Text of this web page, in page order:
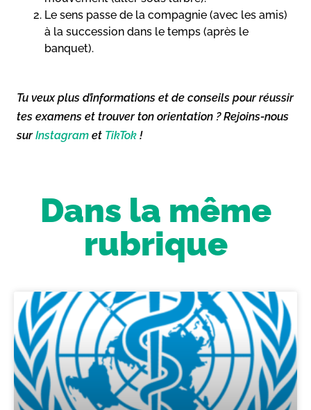
Le sens passe de la compagnie (avec les amis)
à la succession dans le temps (après le
banquet).
Tu veux plus d’informations et de conseils pour réussir
tes examens et trouver ton orientation ? Rejoins-nous
surInstagram et TikTok !
Dans la même
rubrique